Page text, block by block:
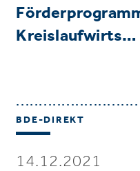
Kreislaufwirts…
BDE-DIREKT
14.12.2021